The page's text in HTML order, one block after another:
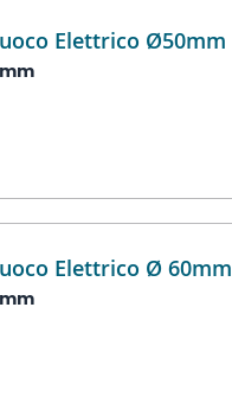
Elettrico Ø50mm
Elettrico Ø 60mm